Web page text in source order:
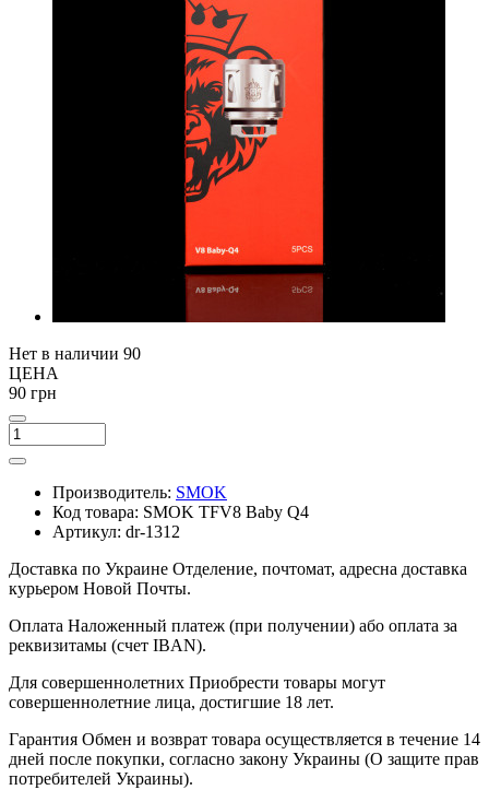
Нет в наличии 90
ЦЕНА
90 грн
Производитель: SMOK
Код товара: SMOK TFV8 Baby Q4
Артикул: dr-1312
Доставка по Украине Отделение, почтомат, адресна доставка
курьером Новой Почты.
Оплата Наложенный платеж (при получении) або оплата за
реквизитамы (счет IBAN).
Для совершеннолетних Приобрести товары могут
совершеннолетние лица, достигшие 18 лет.
Гарантия Обмен и возврат товара осуществляется в течение 14
дней после покупки, согласно закону Украины (О защите прав
потребителей Украины).